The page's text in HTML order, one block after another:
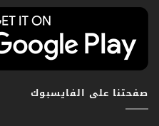
صفحتنا على الفايسبوك